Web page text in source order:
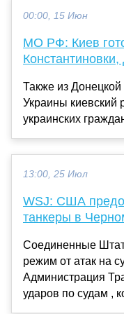
00:00, 15 Июн
МО РФ: Киев
Также из
Украины киевский
украинских
13:00, 25 Июл
WSJ: США
танкеры в
Соединенные
режим от атак на
Администрация
ударов по судам ,